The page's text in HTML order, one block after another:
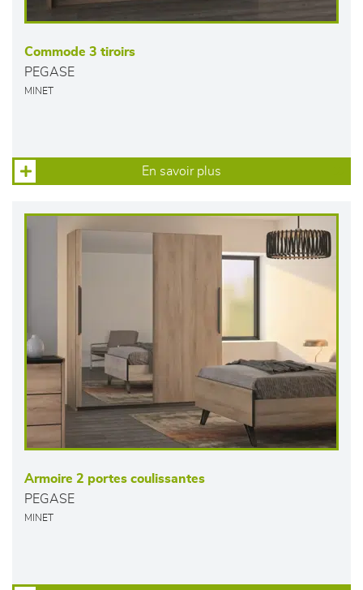
Commode 3 tiroirs
PEGASE
MINET
En savoir plus
Armoire 2 portes coulissantes
PEGASE
MINET